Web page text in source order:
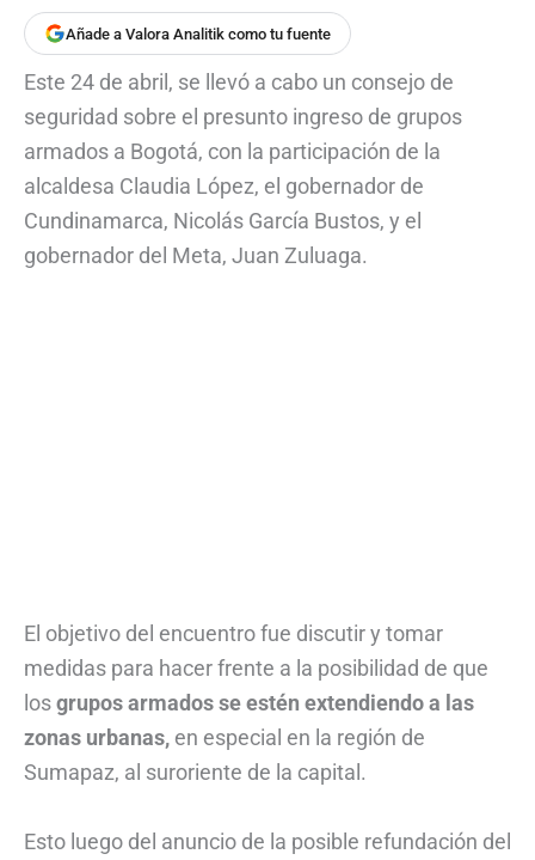
Añade a Valora Analitik como tu fuente
Este 24 de abril, se llevó a cabo un consejo de
seguridad sobre el presunto ingreso de grupos
armados a Bogotá, con la participación de la
alcaldesa Claudia López, el gobernador de
Cundinamarca, Nicolás García Bustos, y el
gobernador del Meta, Juan Zuluaga.
El objetivo del encuentro fue discutir y tomar
medidas para hacer frente a la posibilidad de que
losgrupos armados se estén extendiendo a las
zonas urbanas, en especial en la región de
Sumapaz, al suroriente de la capital.
Esto luego del anuncio de la posible refundación del